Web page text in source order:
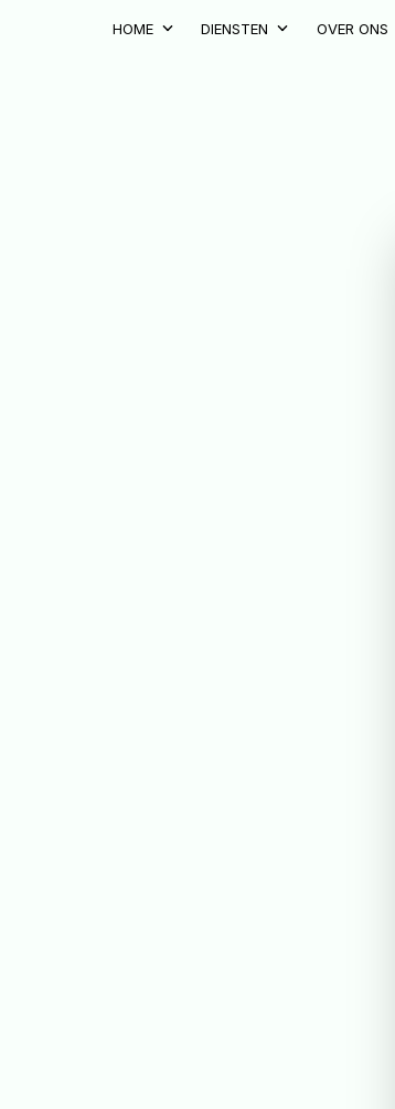
HOME DIENSTEN OVER ONS